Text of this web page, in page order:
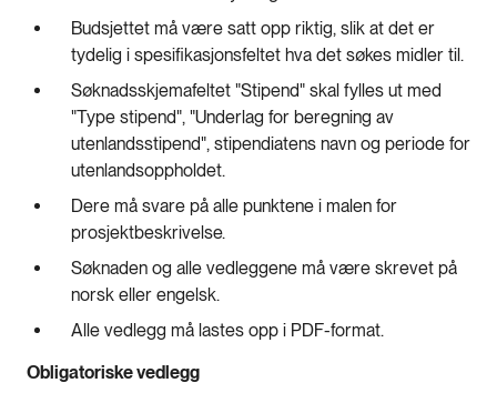
Budsjettet må være satt opp riktig, slik at det er
tydelig i spesifikasjonsfeltet hva det søkes midler til.
Søknadsskjemafeltet "Stipend" skal fylles ut med
"Type stipend", "Underlag for beregning av
utenlandsstipend", stipendiatens navn og periode for
utenlandsoppholdet.
Dere må svare på alle punktene i malen for
prosjektbeskrivelse.
Søknaden og alle vedleggene må være skrevet på
norsk eller engelsk.
Alle vedlegg må lastes opp i PDF-format.
Obligatoriske vedlegg